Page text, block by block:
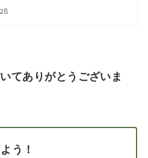
てありがとうございま
う！